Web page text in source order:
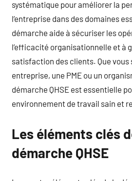
systématique pour améliorer la
l’entreprise dans des domaines
démarche aide à sécuriser les
l’efficacité organisationnelle et à
satisfaction des clients. Que vous
entreprise, une PME ou un
démarche QHSE est essentielle
environnement de travail sain et
Les éléments clés
démarche QHSE